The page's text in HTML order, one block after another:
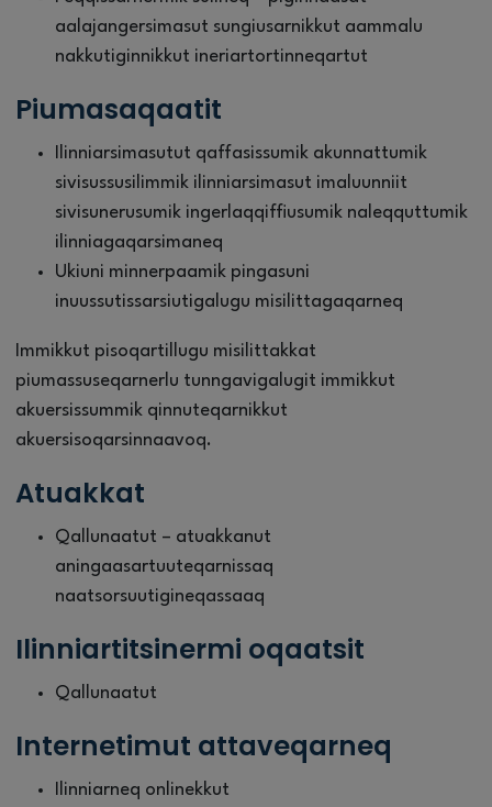
aalajangersimasut sungiusarnikkut aammalu
nakkutiginnikkut ineriartortinneqartut
Piumasaqaatit
Ilinniarsimasutut qaffasissumik akunnattumik
sivisussusilimmik ilinniarsimasut imaluunniit
sivisunerusumik ingerlaqqiffiusumik naleqquttumik
ilinniagaqarsimaneq
Ukiuni minnerpaamik pingasuni
inuussutissarsiutigalugu misilittagaqarneq
Immikkut pisoqartillugu misilittakkat
piumassuseqarnerlu tunngavigalugit immikkut
akuersissummik qinnuteqarnikkut
akuersisoqarsinnaavoq.
Atuakkat
Qallunaatut – atuakkanut
aningaasartuuteqarnissaq
naatsorsuutigineqassaaq
Ilinniartitsinermi oqaatsit
Qallunaatut
Internetimut attaveqarneq
Ilinniarneq onlinekkut